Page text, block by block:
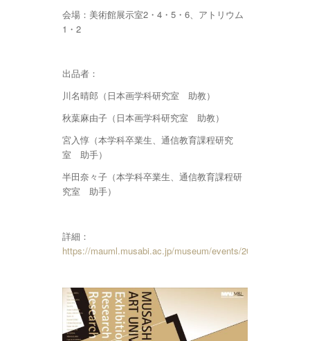
会場：美術館展示室2・4・5・6、アトリウム
1・2
出品者：
川名晴郎（日本画学科研究室 助教）
秋葉麻由子（日本画学科研究室 助教）
宮入惇（本学科卒業生、通信教育課程研究
室 助手）
半田奈々子（本学科卒業生、通信教育課程研
究室 助手）
詳細：
https://mauml.musabi.ac.jp/museum/events/20678/